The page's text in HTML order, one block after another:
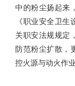
中的粉尘扬起来
《职业安全卫
关职安法规规定
防范粉尘扩散，
控火源与动火作